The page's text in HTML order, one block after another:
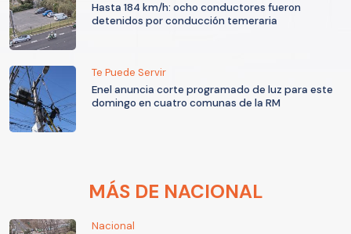
Hasta 184 km/h: ocho conductores fueron
detenidos por conducción temeraria
Te Puede Servir
Enel anuncia corte programado de luz para este
domingo en cuatro comunas de la RM
MÁS DE NACIONAL
Nacional